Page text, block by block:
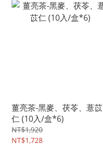
薑亮茶-黑麥、茯苓、薏苡
仁 (10入/盒*6)
NT$1,920
NT$1,728